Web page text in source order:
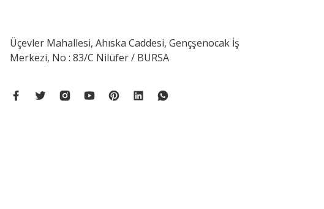
Üçevler Mahallesi, Ahıska Caddesi, Gençşenocak İş
Merkezi, No : 83/C Nilüfer / BURSA